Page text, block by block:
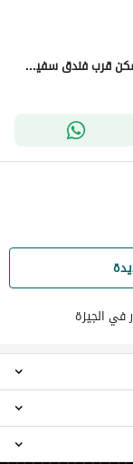
شقه فندقيه مفروشة تشطيب فندقي للايجار اول سكن قرب فندق سفير ميدان المساحة للسكن الراقي بالدقي
في الجيزة